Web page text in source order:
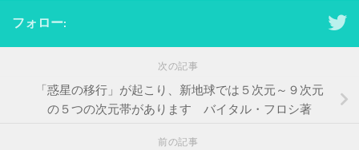
フォロー:
次の記事
「惑星の移行」が起こり、新地球では５次元～９次元
の５つの次元帯があります バイタル・フロシ著
前の記事